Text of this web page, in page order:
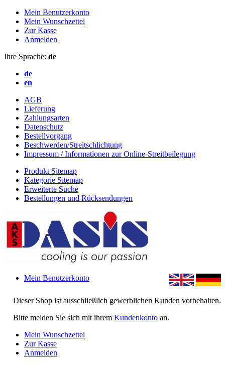
Mein Benutzerkonto
Mein Wunschzettel
Zur Kasse
Anmelden
Ihre Sprache: de
de
en
AGB
Lieferung
Zahlungsarten
Datenschutz
Bestellvorgang
Beschwerden/Streitschlichtung
Impressum / Informationen zur Online-Streitbeilegung
Produkt Sitemap
Kategorie Sitemap
Erweiterte Suche
Bestellungen und Rücksendungen
Dieser Shop ist ausschließlich gewerblichen Kunden vorbehalten.
Bitte melden Sie sich mit ihrem Kundenkonto an.
Mein Benutzerkonto
Mein Wunschzettel
Zur Kasse
Anmelden